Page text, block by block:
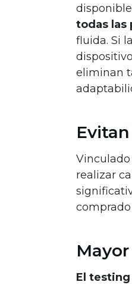
todas las
fluida. Si
eliminan
realizar
El